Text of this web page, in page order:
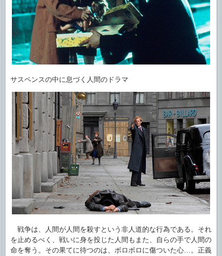
サスペンスの中に息づく人間のドラマ
戦争は、人間が人間を殺すという非人道的な行為である。それ
を止めるべく、戦いに身を投じた人間もまた、自らの手で人間の
命を奪う。その果てに待つのは、ボロボロに傷ついた心…。正義